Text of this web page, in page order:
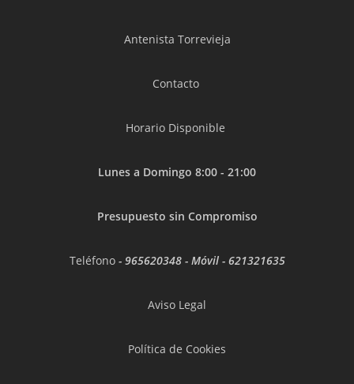
Antenista Torrevieja
Contacto
Horario Disponible
Lunes a Domingo 8:00 - 21:00
Presupuesto sin Compromiso
Teléfono - 965620348- Móvil - 621321635
Aviso Legal
Política de Cookies